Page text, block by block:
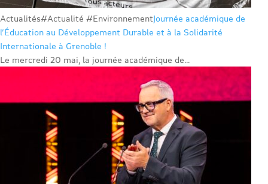
Actualités#Actualité #EnvironnementJournée académique de
l’Éducation au Développement Durable et à la Solidarité
Internationale à Grenoble !
Le mercredi 20 mai, la journée académique de...